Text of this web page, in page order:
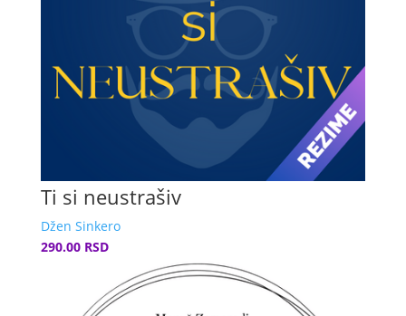
Ti si neustrašiv
Džen Sinkero
290.00 RSD